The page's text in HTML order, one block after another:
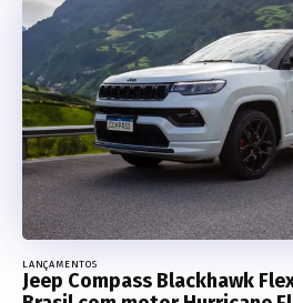
LANÇAMENTOS
Jeep Compass Blackhawk